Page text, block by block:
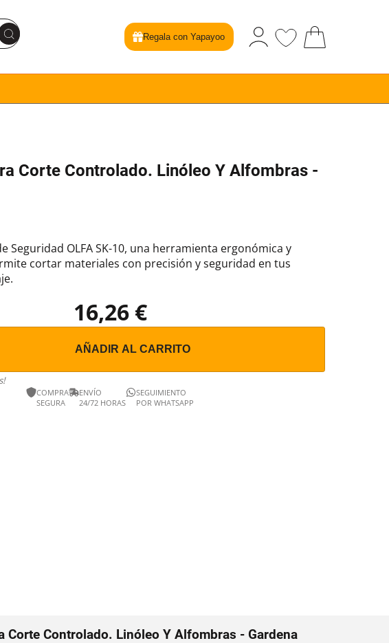
Regala con Yapayoo
Corte Controlado. Linóleo Y Alfombras -
Seguridad OLFA SK-10, una herramienta ergonómica y
cortar materiales con precisión y seguridad en tus
16,26 €
AÑADIR AL CARRITO
COMPRA
SEGURA
ENVÍO
24/72 HORAS
SEGUIMIENTO
POR WHATSAPP
Controlado. Linóleo Y Alfombras - Gardena